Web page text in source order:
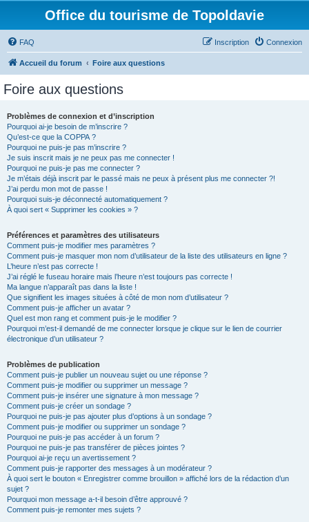
Office du tourisme de Topoldavie
FAQ Connexion
Inscription
Accueil du forum Foire aux questions
Foire aux questions
Problèmes de connexion et d’inscription
Pourquoi ai-je besoin de m’inscrire ?
Qu’est-ce que la COPPA ?
Pourquoi ne puis-je pas m’inscrire ?
Je suis inscrit mais je ne peux pas me connecter !
Pourquoi ne puis-je pas me connecter ?
Je m’étais déjà inscrit par le passé mais ne peux à présent plus me connecter ?!
J’ai perdu mon mot de passe !
Pourquoi suis-je déconnecté automatiquement ?
À quoi sert « Supprimer les cookies » ?
Préférences et paramètres des utilisateurs
Comment puis-je modifier mes paramètres ?
Comment puis-je masquer mon nom d’utilisateur de la liste des utilisateurs en ligne ?
L’heure n’est pas correcte !
J’ai réglé le fuseau horaire mais l’heure n’est toujours pas correcte !
Ma langue n’apparaît pas dans la liste !
Que signifient les images situées à côté de mon nom d’utilisateur ?
Comment puis-je afficher un avatar ?
Quel est mon rang et comment puis-je le modifier ?
Pourquoi m’est-il demandé de me connecter lorsque je clique sur le lien de courrier
électronique d’un utilisateur ?
Problèmes de publication
Comment puis-je publier un nouveau sujet ou une réponse ?
Comment puis-je modifier ou supprimer un message ?
Comment puis-je insérer une signature à mon message ?
Comment puis-je créer un sondage ?
Pourquoi ne puis-je pas ajouter plus d’options à un sondage ?
Comment puis-je modifier ou supprimer un sondage ?
Pourquoi ne puis-je pas accéder à un forum ?
Pourquoi ne puis-je pas transférer de pièces jointes ?
Pourquoi ai-je reçu un avertissement ?
Comment puis-je rapporter des messages à un modérateur ?
À quoi sert le bouton « Enregistrer comme brouillon » affiché lors de la rédaction d’un
sujet ?
Pourquoi mon message a-t-il besoin d’être approuvé ?
Comment puis-je remonter mes sujets ?